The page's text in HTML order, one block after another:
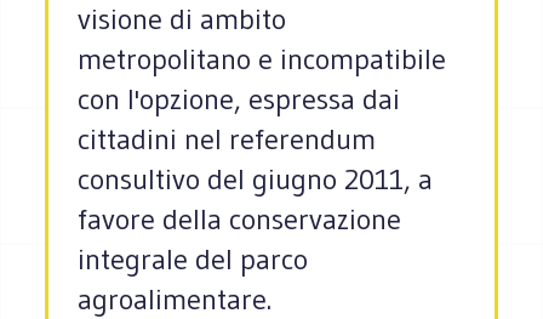
visione di ambito
metropolitano e incompatibile
con l'opzione, espressa dai
cittadini nel referendum
consultivo del giugno 2011, a
favore della conservazione
integrale del parco
agroalimentare.